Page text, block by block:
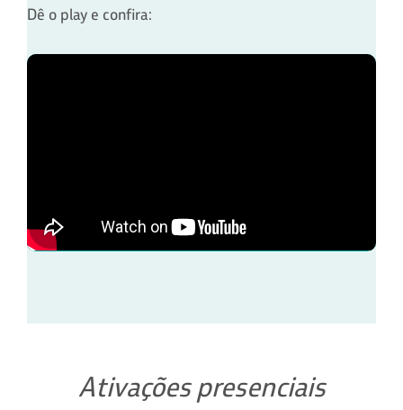
Dê o play e confira:
Ativações presenciais